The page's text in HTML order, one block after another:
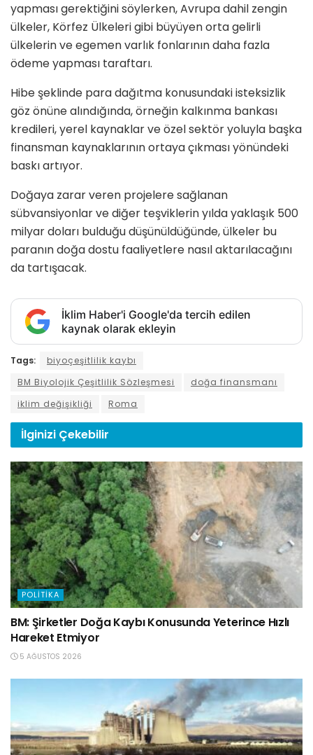
yapması gerektiğini söylerken, Avrupa dahil zengin
ülkeler, Körfez Ülkeleri gibi büyüyen orta gelirli
ülkelerin ve egemen varlık fonlarının daha fazla
ödeme yapması taraftarı.
Hibe şeklinde para dağıtma konusundaki isteksizlik
göz önüne alındığında, örneğin kalkınma bankası
kredileri, yerel kaynaklar ve özel sektör yoluyla başka
finansman kaynaklarının ortaya çıkması yönündeki
baskı artıyor.
Doğaya zarar veren projelere sağlanan
sübvansiyonlar ve diğer teşviklerin yılda yaklaşık 500
milyar doları bulduğu düşünüldüğünde, ülkeler bu
paranın doğa dostu faaliyetlere nasıl aktarılacağını
da tartışacak.
İklim Haber'i Google'da tercih edilen
kaynak olarak ekleyin
Tags:
biyoçeşitlilik kaybı
BM Biyolojik Çeşitlilik Sözleşmesi
doğa finansmanı
iklim değişikliği
Roma
İlginizi Çekebilir
POLITIKA
BM: Şirketler Doğa Kaybı Konusunda Yeterince Hızlı
Hareket Etmiyor
5 AĞUSTOS 2026